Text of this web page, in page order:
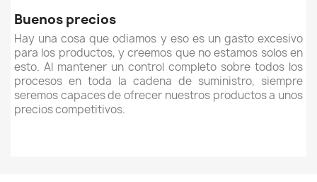
Buenos precios
Hay una cosa que odiamos y eso es un gasto excesivo
para los productos, y creemos que no estamos solos en
esto. Al mantener un control completo sobre todos los
procesos en toda la cadena de suministro, siempre
seremos capaces de ofrecer nuestros productos a unos
precios competitivos.